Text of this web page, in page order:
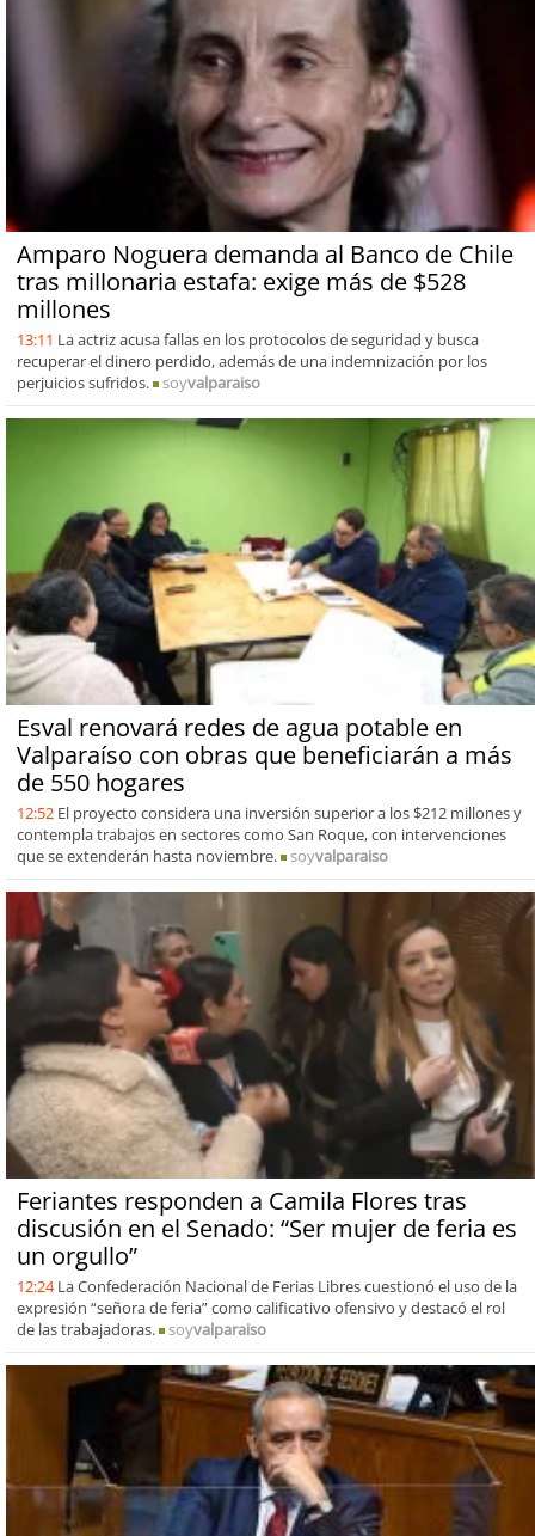
Amparo Noguera demanda al Banco de Chile
tras millonaria estafa: exige más de $528
millones
13:11 La actriz acusa fallas en los protocolos de seguridad y busca
recuperar el dinero perdido, además de una indemnización por los
perjuicios sufridos.
soyvalparaiso
Esval renovará redes de agua potable en
Valparaíso con obras que beneficiarán a más
de 550 hogares
12:52 El proyecto considera una inversión superior a los $212 millones y
contempla trabajos en sectores como San Roque, con intervenciones
que se extenderán hasta noviembre.
soyvalparaiso
Feriantes responden a Camila Flores tras
discusión en el Senado: “Ser mujer de feria es
un orgullo”
12:24 La Confederación Nacional de Ferias Libres cuestionó el uso de la
expresión “señora de feria” como calificativo ofensivo y destacó el rol
de las trabajadoras.
soyvalparaiso